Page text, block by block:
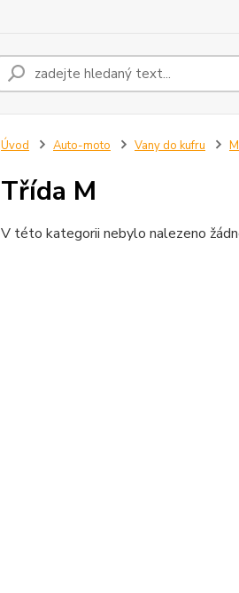
Úvod Auto-moto Vany do kufru
Třída M
V této kategorii nebylo nalezeno